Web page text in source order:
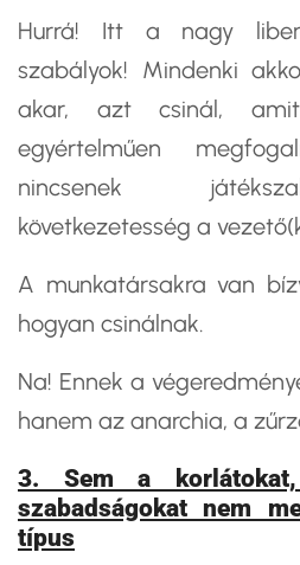
Hurrá! Itt a nagy
szabályok! Mindenki
akar, azt csinál, amit
egyértelműen
nincsenek
következetesség a
A munkatársakra van
hogyan csinálnak.
Na! Ennek a
hanem az anarchia, a
3. Sem a
szabadságokat nem
típus